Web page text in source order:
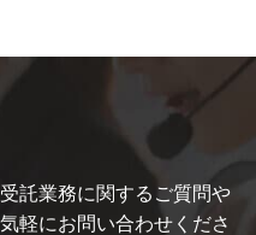
託業務に関するご質問や
軽にお問い合わせくださ